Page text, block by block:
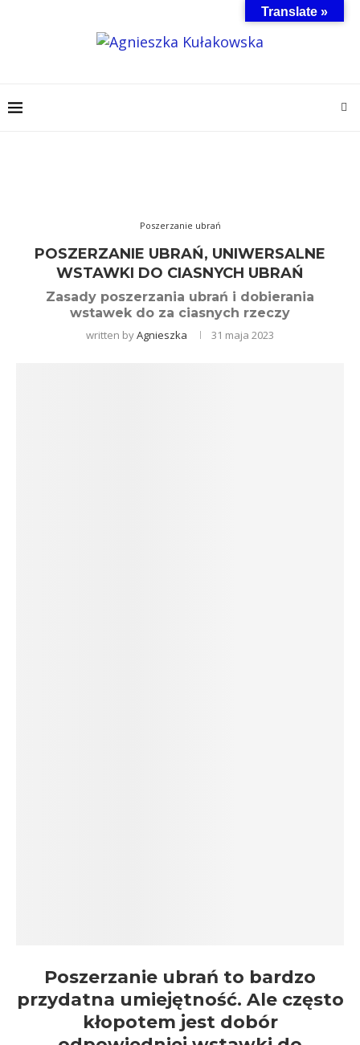
Poszerzanie ubrań
POSZERZANIE UBRAŃ, UNIWERSALNE
WSTAWKI DO CIASNYCH UBRAŃ
Zasady poszerzania ubrań i dobierania
wstawek do za ciasnych rzeczy
written byAgnieszka 31 maja 2023
Poszerzanie ubrań to bardzo
przydatna umiejętność. Ale często
kłopotem jest dobór
Translate »